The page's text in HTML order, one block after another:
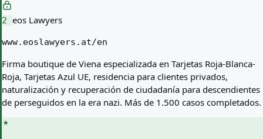
2 eos Lawyers
www.eoslawyers.at/en
Firma boutique de Viena especializada en Tarjetas Roja-Blanca-
Roja, Tarjetas Azul UE, residencia para clientes privados,
naturalización y recuperación de ciudadanía para descendientes
de perseguidos en la era nazi. Más de 1.500 casos completados.